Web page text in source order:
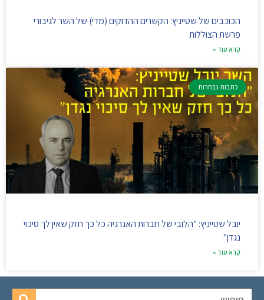
הכוכבים של שטייניץ: הקשרים ההדוקים (מדי) של השר לגיבורי
פרשת הצוללות
קרא עוד »
כתבות נבחרות
יובל שטייניץ: "הלובי של חברות האנרגיה כל כך חזק שאין לך סיכוי
נגדן"
קרא עוד »